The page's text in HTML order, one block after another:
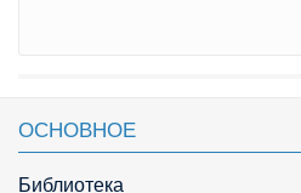
ОСНОВНОЕ
Библиотека